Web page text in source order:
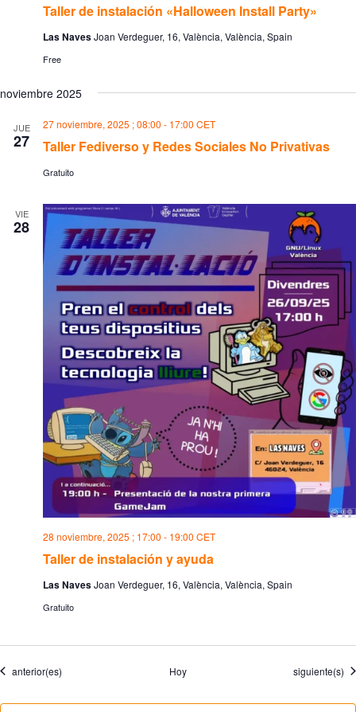
Taller de instalación «Halloween Install Party»
Las NavesJoan Verdeguer, 16, València, València, Spain
Free
noviembre 2025
JUE
27 Taller Fediverso y Redes Sociales No Privativas
27 noviembre, 2025 ; 08:00 - 17:00 CET
Gratuito
VIE
28
Taller de instalación y ayuda
28 noviembre, 2025 ; 17:00 - 19:00 CET
Las NavesJoan Verdeguer, 16, València, València, Spain
Gratuito
Eventos
anterior(es) Hoy Eventos
siguiente(s)